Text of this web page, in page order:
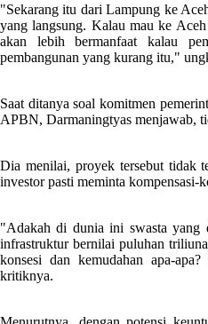
"Sekarang itu dari Lampung ke
yang langsung. Kalau mau ke
akan lebih bermanfaat kalau
pembangunan yang kurang itu,"
Saat ditanya soal komitmen
APBN, Darmaningtyas menjawab,
Dia menilai, proyek tersebut tidak
investor pasti meminta kompensasi-
"Adakah di dunia ini swasta yang
infrastruktur bernilai puluhan
konsesi dan kemudahan apa-
kritiknya.